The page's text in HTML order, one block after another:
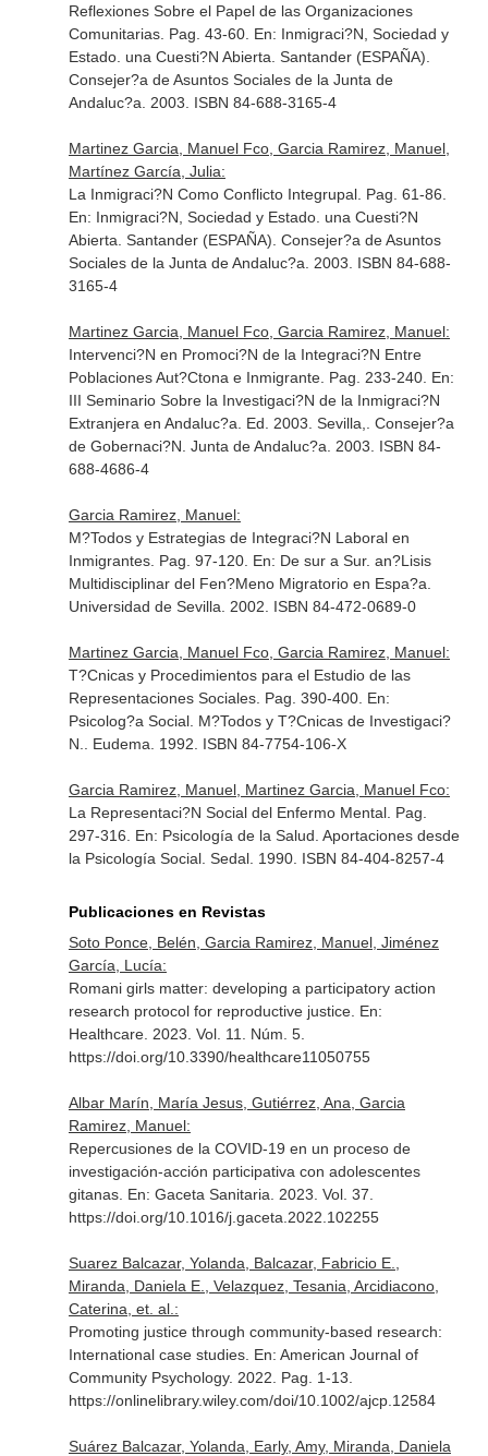
Reflexiones Sobre el Papel de las Organizaciones
Comunitarias. Pag. 43-60. En: Inmigraci?N, Sociedad y
Estado. una Cuesti?N Abierta . Santander (ESPAÑA).
Consejer?a de Asuntos Sociales de la Junta de
Andaluc?a. 2003. ISBN 84-688-3165-4
Martinez Garcia, Manuel Fco, Garcia Ramirez, Manuel,
Martínez García, Julia:
La Inmigraci?N Como Conflicto Integrupal. Pag. 61-86.
En: Inmigraci?N, Sociedad y Estado. una Cuesti?N
Abierta . Santander (ESPAÑA). Consejer?a de Asuntos
Sociales de la Junta de Andaluc?a. 2003. ISBN 84-688-
3165-4
Martinez Garcia, Manuel Fco, Garcia Ramirez, Manuel:
Intervenci?N en Promoci?N de la Integraci?N Entre
Poblaciones Aut?Ctona e Inmigrante. Pag. 233-240. En:
III Seminario Sobre la Investigaci?N de la Inmigraci?N
Extranjera en Andaluc?a . Ed. 2003. Sevilla,. Consejer?a
de Gobernaci?N. Junta de Andaluc?a. 2003. ISBN 84-
688-4686-4
Garcia Ramirez, Manuel:
M?Todos y Estrategias de Integraci?N Laboral en
Inmigrantes. Pag. 97-120. En: De sur a Sur. an?Lisis
Multidisciplinar del Fen?Meno Migratorio en Espa?a
Universidad de Sevilla. 2002. ISBN 84-472-0689-0
Martinez Garcia, Manuel Fco, Garcia Ramirez, Manuel:
T?Cnicas y Procedimientos para el Estudio de las
Representaciones Sociales. Pag. 390-400. En:
Psicolog?a Social. M?Todos y T?Cnicas de Investigaci?
N.
. Eudema. 1992. ISBN 84-7754-106-X
Garcia Ramirez, Manuel, Martinez Garcia, Manuel Fco:
La Representaci?N Social del Enfermo Mental. Pag.
297-316. En: Psicología de la Salud. Aportaciones desde
la Psicología Social. Sedal. 1990. ISBN 84-404-8257-4
Publicaciones en Revistas
Soto Ponce, Belén, Garcia Ramirez, Manuel, Jiménez
García, Lucía:
Romani girls matter: developing a participatory action
research protocol for reproductive justice. En:
Healthcare. 2023. Vol. 11. Núm. 5.
https://doi.org/10.3390/healthcare11050755
Albar Marín, María Jesus, Gutiérrez, Ana, Garcia
Ramirez, Manuel:
Repercusiones de la COVID-19 en un proceso de
investigación-acción participativa con adolescentes
gitanas. En: Gaceta Sanitaria . 2023. Vol. 37.
https://doi.org/10.1016/j.gaceta.2022.102255
Suarez Balcazar, Yolanda, Balcazar, Fabricio E.,
Miranda, Daniela E., Velazquez, Tesania, Arcidiacono,
Caterina, et. al.:
Promoting justice through community-based research:
International case studies. En: American Journal of
Community Psychology. 2022. Pag. 1-13.
https://onlinelibrary.wiley.com/doi/10.1002/ajcp.12584
Suárez Balcazar, Yolanda, Early, Amy, Miranda, Daniela